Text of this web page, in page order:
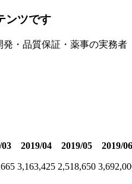
ンツです
・品質保証・薬事の実務者
03 2019/04 2019/05 2019/06
3,163,425 2,518,650